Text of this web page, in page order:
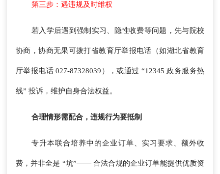
第三步：遇违规及时维权
若入学后遇到强制实习、隐性收费等问题，先与院校
协商，协商无果可拨打省教育厅举报电话（如湖北省教育
厅举报电话 027-87328039），或通过 “12345 政务服务热
线” 投诉，维护自身合法权益。
合理情形需配合，违规行为要抵制
专升本联合培养中的企业订单、实习要求、额外收
费，并非全是 “坑”—— 合法合规的企业订单能提供优质资